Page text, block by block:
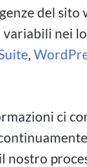
del sito
variabili nei
,
ci
nostro